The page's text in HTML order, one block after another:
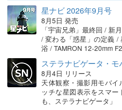
星ナビ 2026年9月号
8月5日 発売
「宇宙兄弟」最終回 / 新
/ 変わる「惑星」の定義 /
浴 / TAMRON 12-20mm
ステラナビゲータ・モ
8月4日 リリース
天体観察・撮影用モバイ
ッチな星図表示をスマ
も、ステラナビゲータ」